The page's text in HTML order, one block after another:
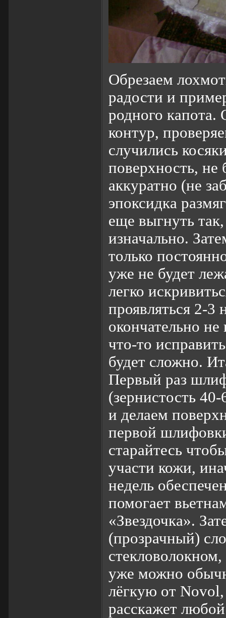
Обрезаем
радости и
родного капота.
контур,
случились
поверхность, не
аккуратно (не
эпоксидка
еще выгнуть
изначально.
только
уже не будет
легко
проявляться 2-3
окончательно
что-то
будет сложно.
Первый раз
(зернистость
и делаем
первой
старайтесь
участи кожи,
недель
помогает
«Звездочка».
(прозрачный)
уже можно
лёгкую от
расскажет